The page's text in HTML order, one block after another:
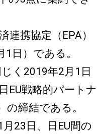
携協定（EPA）
日）である。
く2019年2月1日
EU戦略的パートナ
の締結である。
23日、日EU間の